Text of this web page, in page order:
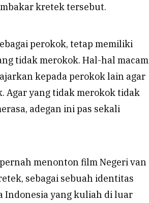
kretek tersebut.
perokok, tetap memiliki
tidak merokok. Hal-hal macam
kepada perokok lain agar
Agar yang tidak merokok tidak
adegan ini pas sekali
menonton film Negeri van
sebagai sebuah identitas
Indonesia yang kuliah di luar